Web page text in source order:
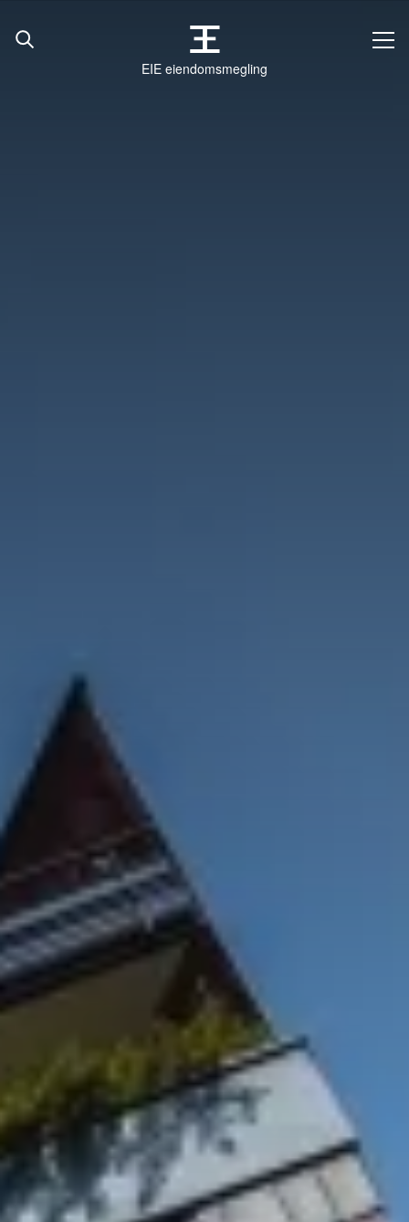
EIE eiendomsmegling